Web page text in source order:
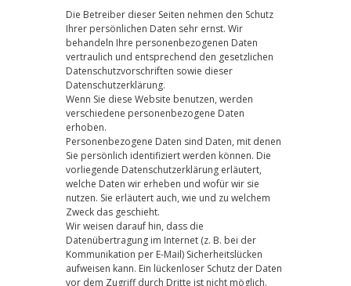
Die Betreiber dieser Seiten nehmen den Schutz
Ihrer persönlichen Daten sehr ernst. Wir
behandeln Ihre personenbezogenen Daten
vertraulich und entsprechend den gesetzlichen
Datenschutzvorschriften sowie dieser
Datenschutzerklärung.
Wenn Sie diese Website benutzen, werden
verschiedene personenbezogene Daten
erhoben.
Personenbezogene Daten sind Daten, mit denen
Sie persönlich identifiziert werden können. Die
vorliegende Datenschutzerklärung erläutert,
welche Daten wir erheben und wofür wir sie
nutzen. Sie erläutert auch, wie und zu welchem
Zweck das geschieht.
Wir weisen darauf hin, dass die
Datenübertragung im Internet (z. B. bei der
Kommunikation per E-Mail) Sicherheitslücken
aufweisen kann. Ein lückenloser Schutz der Daten
vor dem Zugriff durch Dritte ist nicht möglich.